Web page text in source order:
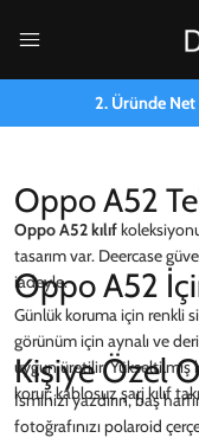
2. Üründe
Oppo A52
Oppo A52 kılıf
tasarım var. Deercase
iadeyle.
Oppo A52
Günlük koruma için renkli
görünüm için aynalı ve
uygun üretilir. Yükseltilmiş
korur; kablosuz şarj kılıf
Kişiye Özel
İsminizi yazdırın, baş
fotoğrafınızı polaroid